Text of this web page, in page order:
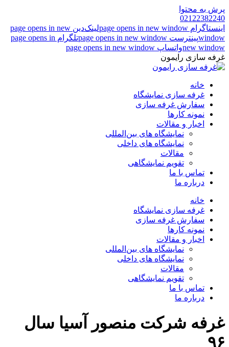
پرش به محتوا
02122382240
اینستاگرام page opens in new window
لینک‌دین page opens in new
windowپینترست page opens in new window
تلگرام page opens in
new windowواتساپ page opens in new window
غرفه سازی رایمون
خانه
غرفه سازی نمایشگاه
سفارش غرفه سازی
نمونه کارها
اخبار و مقالات
نمایشگاه های بین‌المللی
نمایشگاه های داخلی
مقالات
تقویم نمایشگاهی
تماس با ما
درباره ما
خانه
غرفه سازی نمایشگاه
سفارش غرفه سازی
نمونه کارها
اخبار و مقالات
نمایشگاه های بین‌المللی
نمایشگاه های داخلی
مقالات
تقویم نمایشگاهی
تماس با ما
درباره ما
غرفه شرکت منصور آسیا سال
۹۶